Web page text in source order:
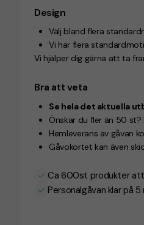
Design
Välj bland flera
Vi har flera
Vi hjälper dig gärna att ta
Bra att veta
Se hela det aktuella
Önskar du fler än 50
Hemleverans av gåvan
Gåvokortet kan även
Ca 600st produkter att
Personalgåvan klar på 5